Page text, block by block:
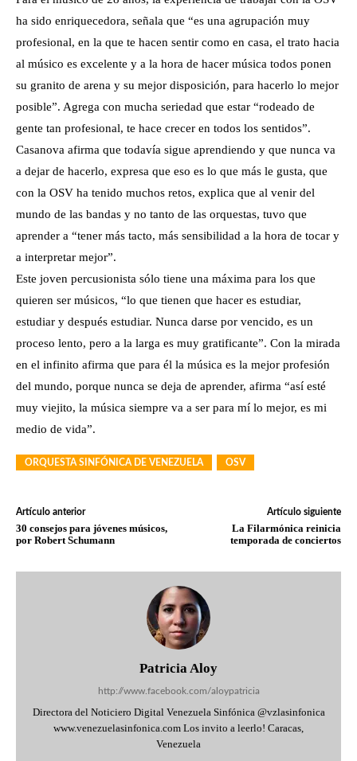
ha sido enriquecedora, señala que “es una agrupación muy
profesional, en la que te hacen sentir como en casa, el trato hacia
al músico es excelente y a la hora de hacer música todos ponen
su granito de arena y su mejor disposición, para hacerlo lo mejor
posible”. Agrega con mucha seriedad que estar “rodeado de
gente tan profesional, te hace crecer en todos los sentidos”.
Casanova afirma que todavía sigue aprendiendo y que nunca va
a dejar de hacerlo, expresa que eso es lo que más le gusta, que
con la OSV ha tenido muchos retos, explica que al venir del
mundo de las bandas y no tanto de las orquestas, tuvo que
aprender a “tener más tacto, más sensibilidad a la hora de tocar y
a interpretar mejor”.
Este joven percusionista sólo tiene una máxima para los que
quieren ser músicos, “lo que tienen que hacer es estudiar,
estudiar y después estudiar. Nunca darse por vencido, es un
proceso lento, pero a la larga es muy gratificante”. Con la mirada
en el infinito afirma que para él la música es la mejor profesión
del mundo, porque nunca se deja de aprender, afirma “así esté
muy viejito, la música siempre va a ser para mí lo mejor, es mi
medio de vida”.
ORQUESTA SINFÓNICA DE VENEZUELA OSV
Artículo anterior
30 consejos para jóvenes músicos,
por Robert Schumann
Artículo siguiente
La Filarmónica reinicia
temporada de conciertos
Patricia Aloy
http://www.facebook.com/aloypatricia
Directora del Noticiero Digital Venezuela Sinfónica @vzlasinfonica
www.venezuelasinfonica.com Los invito a leerlo! Caracas,
Venezuela